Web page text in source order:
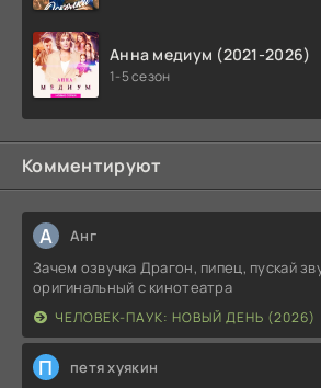
Анна медиум (2021-2026)
1-5 сезон
Комментируют
А Анг
Зачем озвучка Драгон, пипец, пускай
оригинальный с кинотеатра
ЧЕЛОВЕК-ПАУК: НОВЫЙ ДЕНЬ (2026)
П петя хуякин